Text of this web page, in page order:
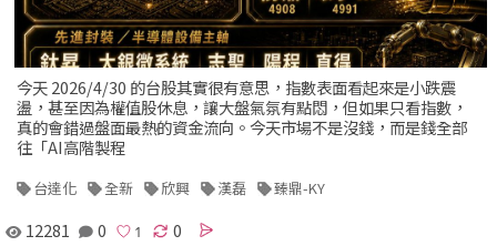
今天 2026/4/30 的台股其實很有意思，指數表面看起來是小跌震
盪，甚至因為權值股休息，讓大盤氣氛有點悶，但如果只看指數，
真的會錯過盤面最熱的資金流向。今天市場不是沒錢，而是錢全部
往「AI高階製程
台達化 全新 欣興 漢磊 臻鼎-KY
12281 0 0